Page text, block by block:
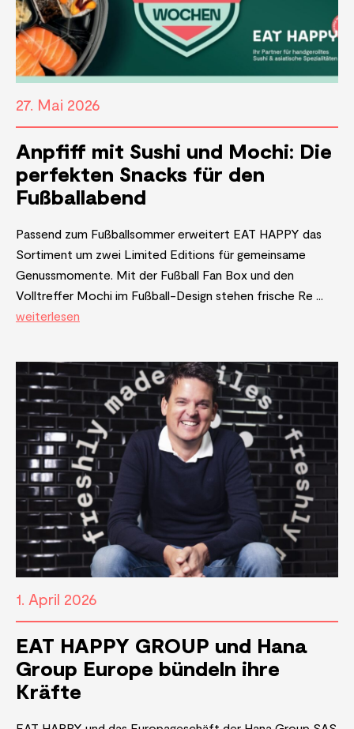
27. Mai 2026
Anpfiff mit Sushi und Mochi: Die
perfekten Snacks für den
Fußballabend
Passend zum Fußballsommer erweitert EAT HAPPY das
Sortiment um zwei Limited Editions für gemeinsame
Genussmomente. Mit der Fußball Fan Box und den
Volltreffer Mochi im Fußball-Design stehen frische Re ...
weiterlesen
1. April 2026
EAT HAPPY GROUP und Hana
Group Europe bündeln ihre
Kräfte